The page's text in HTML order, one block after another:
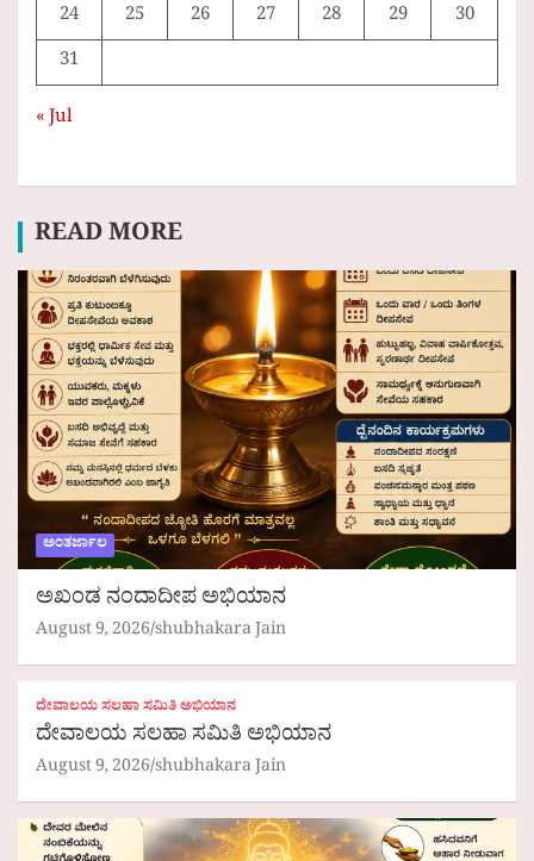
24
25 26 27 28 29
30
31
« Jul
READ MORE
ಅಂತರ್ಜಾಲ
ಅಖಂಡ ನಂದಾದೀಪ ಅಭಿಯಾನ
August 9, 2026 shubhakara Jain
ದೇವಾಲಯ ಸಲಹಾ ಸಮಿತಿ ಅಭಿಯಾನ
ದೇವಾಲಯ ಸಲಹಾ ಸಮಿತಿ ಅಭಿಯಾನ
August 9, 2026 shubhakara Jain